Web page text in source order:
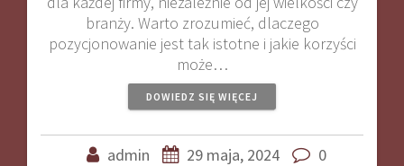
branży. Warto zrozumieć, dlaczego
pozycjonowanie jest tak istotne i jakie korzyści
może…
DOWIEDZ SIĘ WIĘCEJ
admin 29 maja, 2024 0